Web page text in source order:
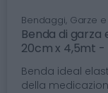
Bendaggi, Garze
Benda di garza
20cm x 4,5mt -
Benda ideal
della